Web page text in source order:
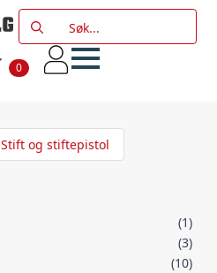
Search
for:
0
Stift og stiftepistol
(1)
(3)
(10)